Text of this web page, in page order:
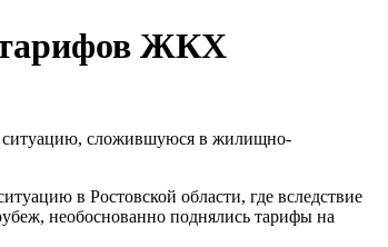
тарифов ЖКХ
ситуацию, сложившуюся в жилищно-
в Ростовской области, где вследствие
необоснованно поднялись тарифы на